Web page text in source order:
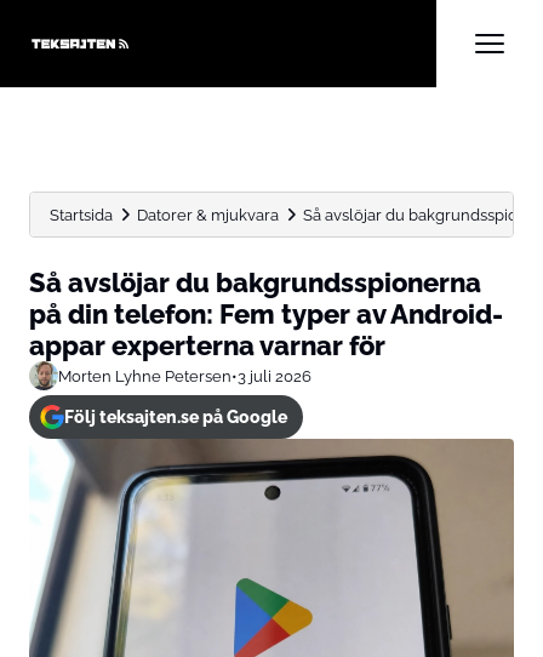
Startsida Datorer & mjukvara Så avslöjar du
Så avslöjar du bakgrunds­spionerna
på din telefon: Fem typer av Android-
appar experterna varnar för
Morten Lyhne Petersen•3 juli 2026
Följ teksajten.se på Google